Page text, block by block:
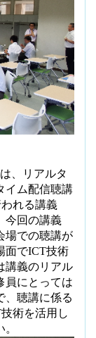
、リアルタ
イム配信聴講
れる講義
今回の講義
場での聴講が
面でICT技術
講義のリアル
員にとっては
、聴講に係る
技術を活用し